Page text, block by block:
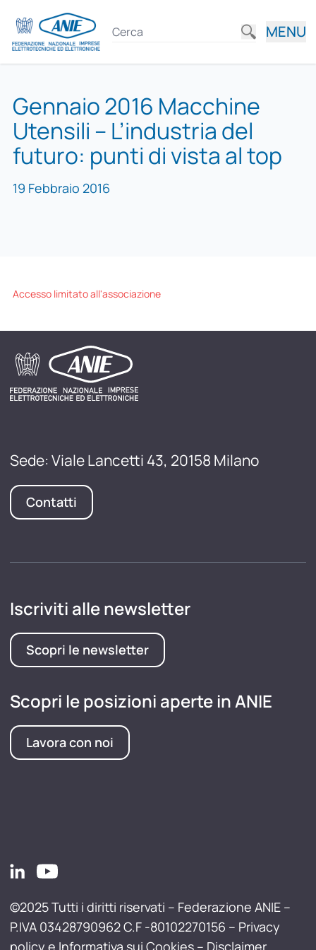
MENU
Gennaio 2016 Macchine
Utensili – L’industria del
futuro: punti di vista al top
19 Febbraio 2016
Accesso limitato all'associazione
Sede: Viale Lancetti 43, 20158 Milano
Contatti
Iscriviti alle newsletter
Scopri le newsletter
Scopri le posizioni aperte in ANIE
Lavora con noi
©2025 Tutti i diritti riservati – Federazione ANIE –
P.IVA 03428790962 C.F -80102270156 – Privacy